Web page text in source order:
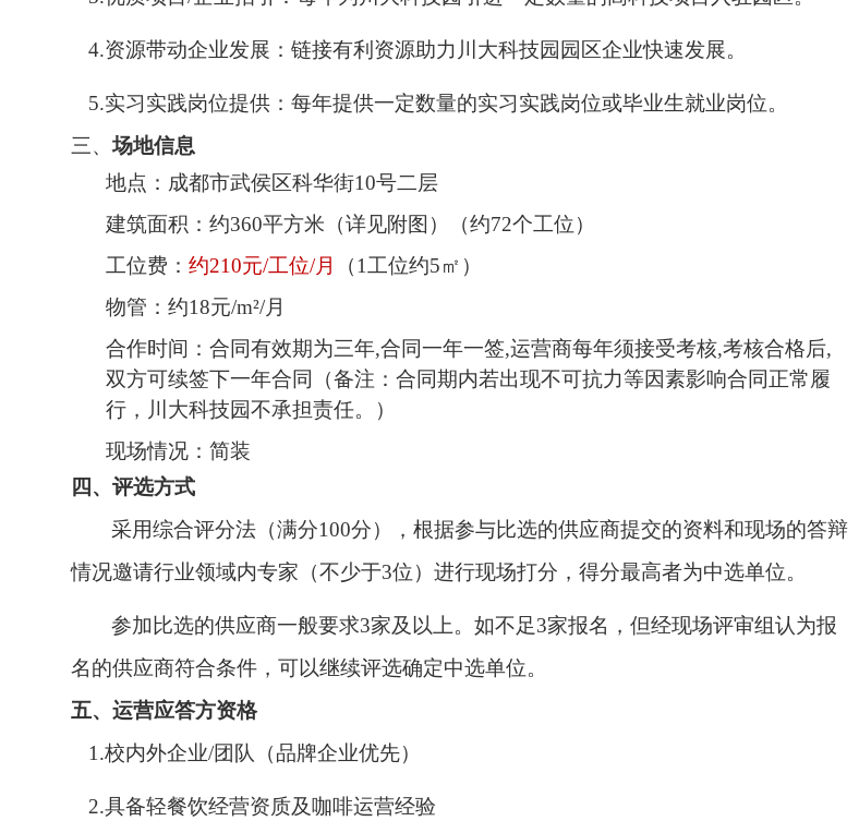
4.资源带动企业发展：链接有利资源助力川大科技园园区企业快速发展。
5.实习实践岗位提供：每年提供一定数量的实习实践岗位或毕业生就业岗位。
三、场地信息
地点：成都市武侯区科华街10号二层
建筑面积：约360平方米（详见附图）（约72个工位）
工位费： 约210元/工位/月
（1工位约5㎡）
物管：约18元/m²/月
合作时间：合同有效期为三年,合同一年一签,运营商每年须接受考核,考核合格后,
双方可续签下一年合同（备注：合同期内若出现不可抗力等因素影响合同正常履
行，川大科技园不承担责任。）
现场情况：简装
四、评选方式
采用综合评分法（满分100分），根据参与比选的供应商提交的资料和现场的答辩
情况邀请行业领域内专家（不少于3位）进行现场打分，得分最高者为中选单位。
参加比选的供应商一般要求3家及以上。如不足3家报名，但经现场评审组认为报
名的供应商符合条件，可以继续评选确定中选单位。
五、运营应答方资格
1.校内外企业/团队（品牌企业优先）
2.具备轻餐饮经营资质及咖啡运营经验